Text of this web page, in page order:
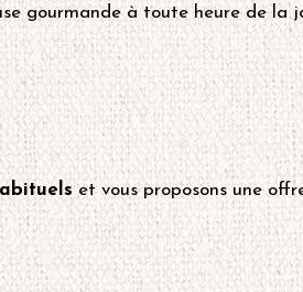
gourmande à toute heure de la
et vous proposons une